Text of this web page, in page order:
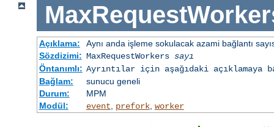
Açıklama:
Aynı anda işleme sokulacak azami bağlantı
Sözdizimi: MaxRequestWorkers sayı
Öntanımlı: Ayrıntılar için aşağıdaki açıklamaya
Bağlam:
sunucu geneli
Durum:
MPM
Modül:
event prefork, worker